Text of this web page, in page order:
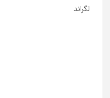
لگراند